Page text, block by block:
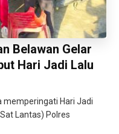
Belawan Gelar
Hari Jadi Lalu
memperingati Hari Jadi
Lantas) Polres